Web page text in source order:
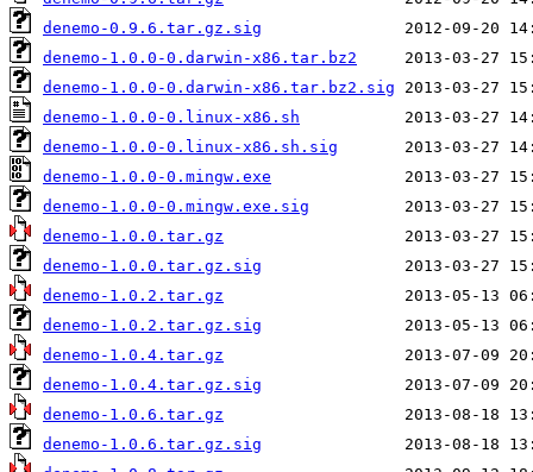
denemo-0.9.6.tar.gz.sig
denemo-1.0.0-0.darwin-x86.tar.bz2
denemo-1.0.0-0.darwin-x86.tar.bz2.sig
denemo-1.0.0-0.linux-x86.sh
denemo-1.0.0-0.linux-x86.sh.sig
denemo-1.0.0-0.mingw.exe
denemo-1.0.0-0.mingw.exe.sig
denemo-1.0.0.tar.gz
denemo-1.0.0.tar.gz.sig
denemo-1.0.2.tar.gz
denemo-1.0.2.tar.gz.sig
denemo-1.0.4.tar.gz
denemo-1.0.4.tar.gz.sig
denemo-1.0.6.tar.gz
denemo-1.0.6.tar.gz.sig